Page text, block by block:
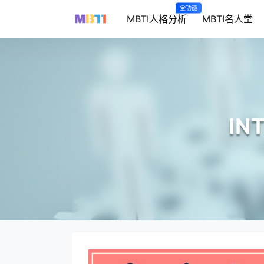
MBTI人格分析
全功能
MBTI名人堂